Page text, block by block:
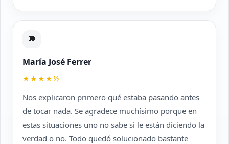
💬
María José Ferrer
★★★★½
Nos explicaron primero qué estaba pasando antes
de tocar nada. Se agradece muchísimo porque en
estas situaciones uno no sabe si le están diciendo la
verdad o no. Todo quedó solucionado bastante